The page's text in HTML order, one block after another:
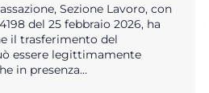
Sezione Lavoro, con
del 25 febbraio 2026, ha
il trasferimento del
essere legittimamente
in presenza…